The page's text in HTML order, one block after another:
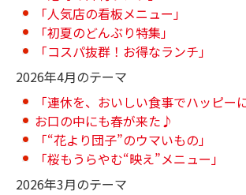
「人気店の看板メニュー」
「初夏のどんぶり特集」
「コスパ抜群！お得なランチ」
2026年4月のテーマ
「連休を、おいしい食事でハッピー
お口の中にも春が来た♪
「“花より団子”のウマいもの」
「桜もうらやむ“映え”メニュー」
2026年3月のテーマ